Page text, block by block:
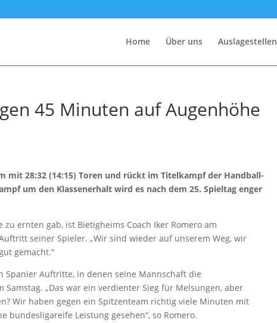
Home Über uns Auslagestellen
45 Minuten auf Augenhöhe
mit 28:32 (14:15) Toren und rückt im Titelkampf der Handball-
um den Klassenerhalt wird es nach dem 25. Spieltag enger
ernten gab, ist Bietigheims Coach Iker Romero am
seiner Spieler. „Wir sind wieder auf unserem Weg, wir
gemacht.“
Spanier Auftritte, in denen seine Mannschaft die
„Das war ein verdienter Sieg für Melsungen, aber
Wir haben gegen ein Spitzenteam richtig viele Minuten mit
Leistung gesehen“, so Romero.